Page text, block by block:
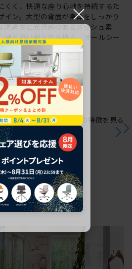
くく、快適な座り心地を持続するた
イン。大型の背面が身体をしっかり
透過性と光沢感のあるメッシュ素
地と高い耐久性を持ち、オールシー
ます。
事項
シリーズの特徴を見る
×